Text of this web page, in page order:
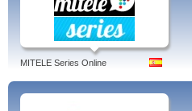
MITELE Series Online